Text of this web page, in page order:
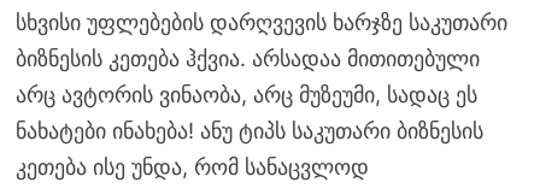
სხვისი უფლებების დარღვევის ხარჯზე საკუთარი
ბიზნესის კეთება ჰქვია. არსადაა მითითებული
არც ავტორის ვინაობა, არც მუზეუმი, სადაც ეს
ნახატები ინახება! ანუ ტიპს საკუთარი ბიზნესის
კეთება ისე უნდა, რომ სანაცვლოდ